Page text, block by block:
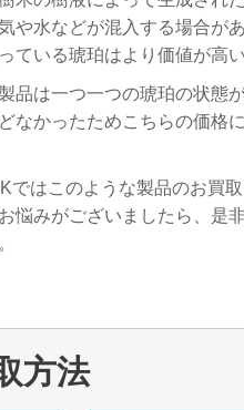
や水などが混入する場合が
ている琥珀はより価値が高
品は一つ一つの琥珀の状態
なかったためこちらの価格
ではこのような製品のお買取
悩みがございましたら、是
方法